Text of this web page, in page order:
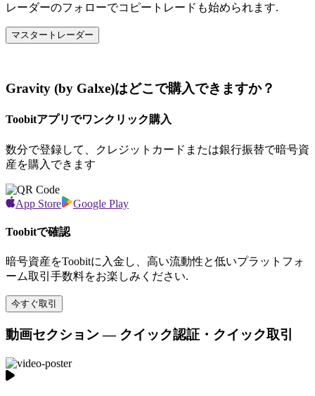
レーダーのフォローでコピートレードも始められます.
マスタートレーダー
Gravity (by Galxe)はどこで購入できますか？
Toobitアプリでワンクリック購入
数分で登録して、クレジットカードまたは銀行振替で暗号資
産を購入できます
App Store Google Play
Toobitで確認
暗号資産をToobitに入金し、高い流動性と低いプラットフォ
ーム取引手数料をお楽しみください.
今すぐ取引
動画セクション — クイック認証・クイック取引